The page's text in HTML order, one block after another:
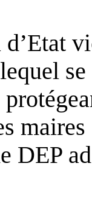
se
maires
DEP